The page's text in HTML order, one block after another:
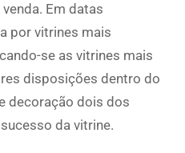
Em datas
por vitrines mais
se as vitrines mais
disposições dentro do
decoração dois dos
da vitrine.